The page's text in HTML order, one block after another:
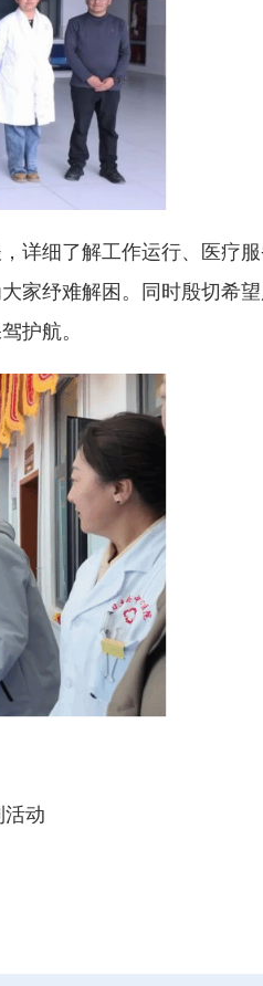
详细了解工作运行、医疗
家纾难解困。同时殷切希
护航。
活动